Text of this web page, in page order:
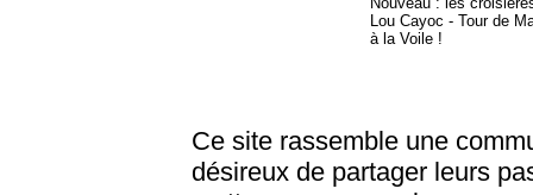
Lou Cayoc - Tour de
à la Voile !
Ce site rassemble une
désireux de partager leurs